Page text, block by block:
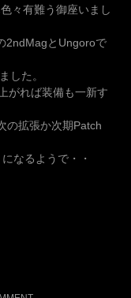
々有難う御座いまし
2ndMagとUngoroで
した。
がれば装備も一新す
の拡張か次期Patch
なるようで・・